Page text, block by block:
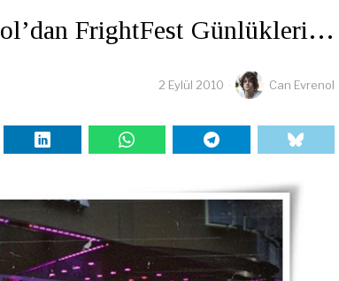
FrightFest Günlükleri…
2 Eylül 2010 Can Evrenol